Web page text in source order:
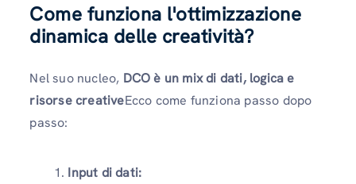
Come funziona l'ottimizzazione
dinamica delle creatività?
Nel suo nucleo, DCO è un mix di dati, logica e
risorse creativeEcco come funziona passo dopo
passo:
Input di dati: